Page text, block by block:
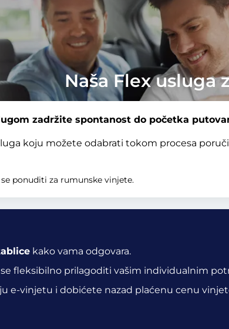
Naša Flex usluga
zadržite spontanost do početka
koju možete odabrati tokom procesa
ponuditi za rumunske vinjete.
kako vama odgovara.
fleksibilno prilagoditi vašim individualnim
e-vinjetu i dobićete nazad plaćenu cenu